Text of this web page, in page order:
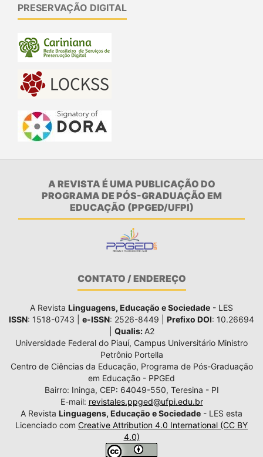
PRESERVAÇÃO DIGITAL
A REVISTA É UMA PUBLICAÇÃO DO
PROGRAMA DE PÓS-GRADUAÇÃO EM
EDUCAÇÃO (PPGED/UFPI)
CONTATO / ENDEREÇO
A Revista Linguagens, Educação e Sociedade - LES
ISSN: 1518-0743 | e-ISSN: 2526-8449 | Prefixo DOI: 10.26694
Qualis: A2
Universidade Federal do Piauí, Campus Universitário Ministro
Petrônio Portella
Centro de Ciências da Educação, Programa de Pós-Graduação
em Educação - PPGEd
Bairro: Ininga, CEP: 64049-550, Teresina - PI
E-mail: revistales.ppged@ufpi.edu.br
A Revista Linguagens, Educação e Sociedade - LES esta
Licenciado com Creative Attribution 4.0 International (CC BY
4.0)